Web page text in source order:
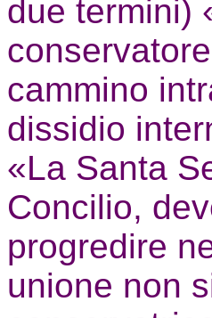
due termini)
cammino
dissidio
«La Santa
Concilio,
progredire
unione non